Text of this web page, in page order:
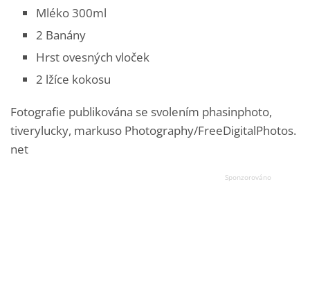
Mléko 300ml
2 Banány
Hrst ovesných vloček
2 lžíce kokosu
Fotografie publikována se svolením phasinphoto,
tiverylucky, markuso Photography/FreeDigitalPhotos.
net